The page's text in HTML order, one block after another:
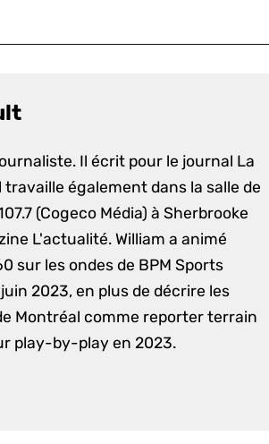
Il écrit pour le journal La
travaille également dans la salle de
(Cogeco Média) à Sherbrooke
L'actualité. William a animé
sur les ondes de BPM Sports
2023, en plus de décrire les
Montréal comme reporter terrain
play-by-play en 2023.